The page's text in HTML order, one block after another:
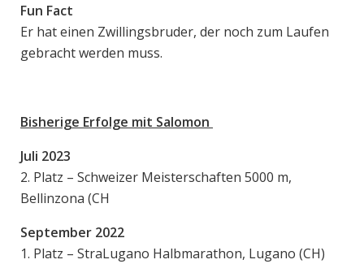
Fun Fact
Er hat einen Zwillingsbruder, der noch zum Laufen
gebracht werden muss.
Bisherige Erfolge mit Salomon
Juli 2023
2. Platz – Schweizer Meisterschaften 5000 m,
Bellinzona (CH
September 2022
1. Platz – StraLugano Halbmarathon, Lugano (CH)